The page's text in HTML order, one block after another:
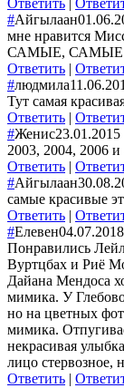
Ответить |
#Айгылаан
мне нравится
САМЫЕ, САМЫЕ!!!
Ответить |
#людмила
Тут самая
Ответить |
#Женис23.01.2015
2003, 2004, 2006 и
Ответить |
#Айгылаан
самые красивые
Ответить |
#Елевен
Понравились
Вуртцбах и Риё
Дайана Мендоса
мимика. У
но на цветных
мимика.
некрасивая
лицо стервозное,
Ответить |